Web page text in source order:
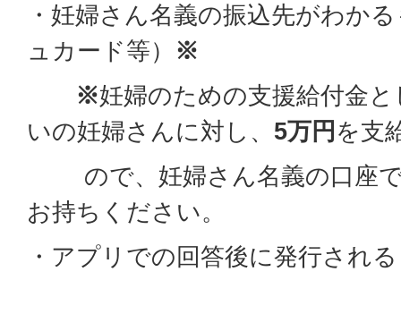
・妊婦さん名義の振込先がわか
ュカード等） ※
※妊婦のための支援給付金
いの妊婦さんに対し、 5万円 を支
ので、妊婦さん名義の口座で
お持ちください。
・アプリでの回答後に発行され